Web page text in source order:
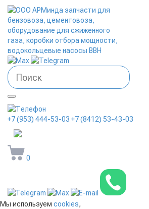
+7 (953) 444-53-03 +7 (8412) 53-43-03
0
Мы используем cookies,